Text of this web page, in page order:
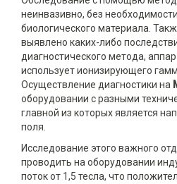
неинвазивно, без
биологического материала.
выявлено каких-либо
диагностического метода,
использует ионизирующего
Осуществление диагностики на
оборудовании с разными
главной из которых является
поля.
Исследование этого важного
проводить на оборудовании
поток от 1,5 тесла, что